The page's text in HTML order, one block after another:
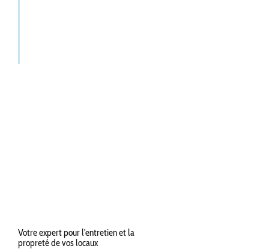
Votre expert pour l'entretien et la
propreté de vos locaux